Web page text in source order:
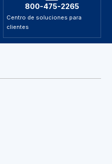
800-475-2265
Centro de soluciones para
clientes